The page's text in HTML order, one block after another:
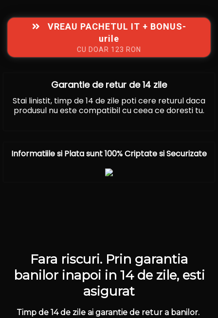
VREAU PACHETUL IT + BONUS-
urile
CU DOAR 123 RON
Garantie de retur de 14 zile
Stai linistit, timp de 14 de zile poti cere returul daca
produsul nu este compatibil cu ceea ce doresti tu.
Informatiile si Plata sunt 100% Criptate si Securizate
Fara riscuri. Prin garantia
banilor inapoi in 14 de zile, esti
asigurat
Timp de 14 de zile ai garantie de retur a banilor.